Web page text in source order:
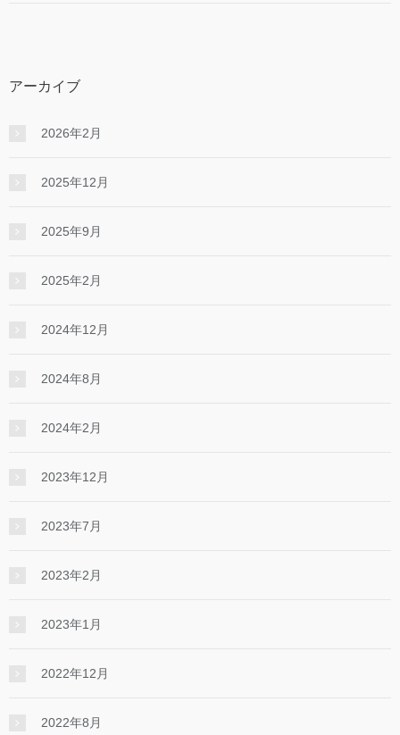
アーカイブ
2026年2月
2025年12月
2025年9月
2025年2月
2024年12月
2024年8月
2024年2月
2023年12月
2023年7月
2023年2月
2023年1月
2022年12月
2022年8月